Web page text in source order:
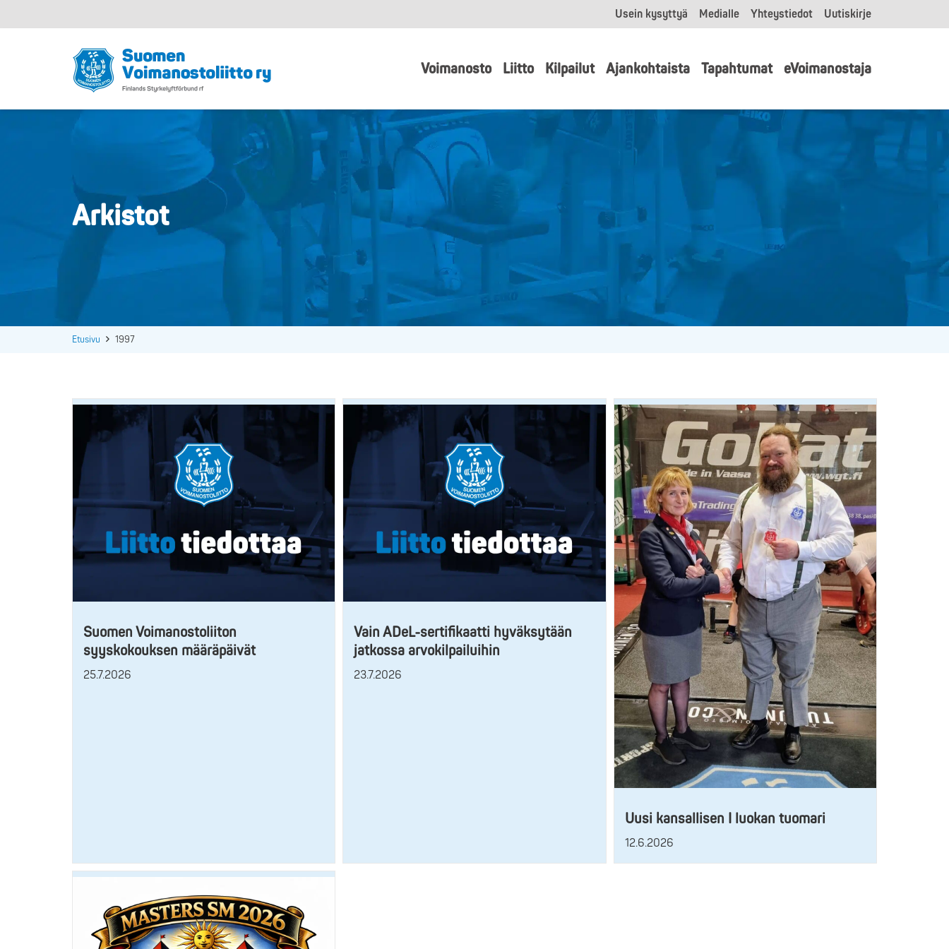
Usein kysyttyä Medialle Yhteystiedot Uutiskirje
Voimanosto Liitto Kilpailut Ajankohtaista Tapahtumat eVoimanostaja
Arkistot
Etusivu 1997
Suomen Voimanostoliiton
syyskokouksen määräpäivät
25.7.2026
Vain ADeL-sertifikaatti hyväksytään
jatkossa arvokilpailuihin
23.7.2026
Uusi kansallisen I luokan tuomari
12.6.2026